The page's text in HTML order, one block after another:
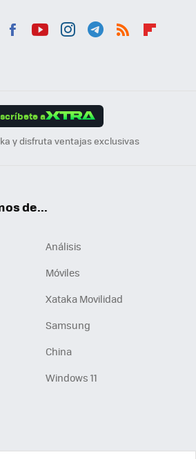
a
y disfruta ventajas exclusivas
de...
Análisis
Móviles
Xataka Movilidad
Samsung
China
Windows 11